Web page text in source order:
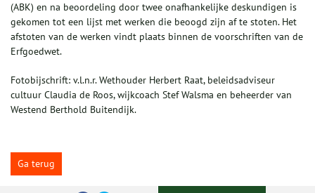
(ABK) en na beoordeling door twee onafhankelijke deskundigen is
gekomen tot een lijst met werken die beoogd zijn af te stoten. Het
afstoten van de werken vindt plaats binnen de voorschriften van de
Erfgoedwet.
Fotobijschrift: v.l.n.r. Wethouder Herbert Raat, beleidsadviseur
cultuur Claudia de Roos, wijkcoach Stef Walsma en beheerder van
Westend Berthold Buitendijk.
Ga terug